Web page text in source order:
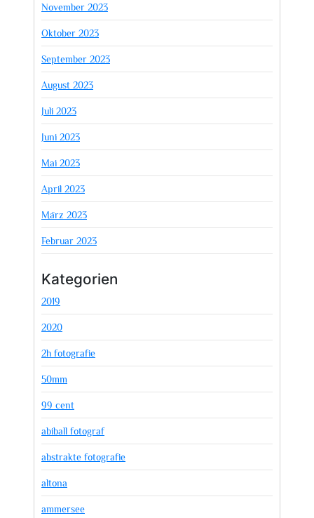
November 2023
Oktober 2023
September 2023
August 2023
Juli 2023
Juni 2023
Mai 2023
April 2023
März 2023
Februar 2023
Kategorien
2019
2020
2h fotografie
50mm
99 cent
abiball fotograf
abstrakte fotografie
altona
ammersee